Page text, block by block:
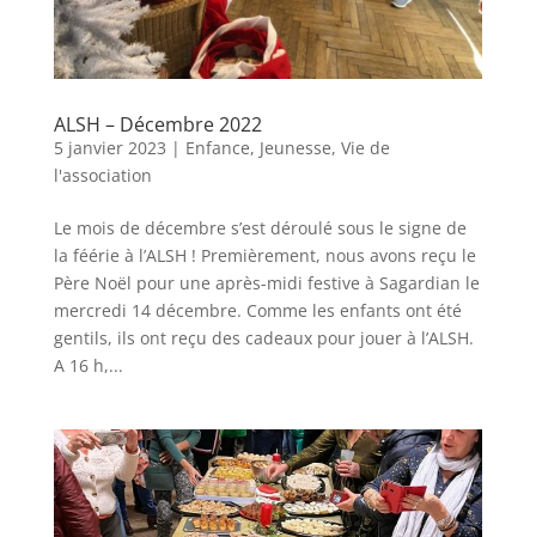
ALSH – Décembre 2022
5 janvier 2023 | Enfance, Jeunesse, Vie de
l'association
Le mois de décembre s’est déroulé sous le signe de
la féérie à l’ALSH ! Premièrement, nous avons reçu le
Père Noël pour une après-midi festive à Sagardian le
mercredi 14 décembre. Comme les enfants ont été
gentils, ils ont reçu des cadeaux pour jouer à l’ALSH.
A 16 h,...